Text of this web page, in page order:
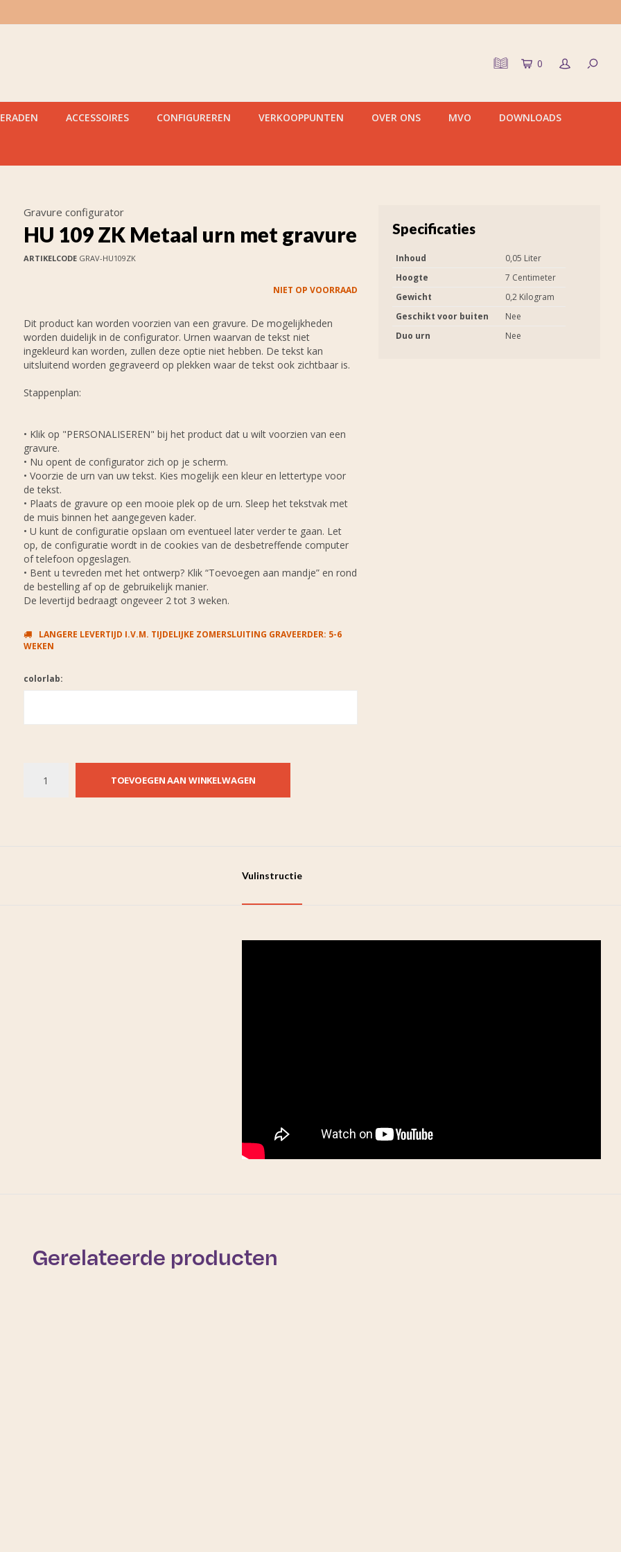
0
ACCESSOIRES CONFIGUREREN VERKOOPPUNTEN OVER ONS MVO DOWNLOADS
Gravure configurator
HU 109 ZK Metaal urn met gravure
ARTIKELCODEGRAV-HU109ZK
NIET OP VOORRAAD
Dit product kan worden voorzien van een gravure. De mogelijkheden
worden duidelijk in de configurator. Urnen waarvan de tekst niet
ingekleurd kan worden, zullen deze optie niet hebben. De tekst kan
uitsluitend worden gegraveerd op plekken waar de tekst ook zichtbaar is.
Stappenplan:
• Klik op "PERSONALISEREN" bij het product dat u wilt voorzien van een
gravure.
• Nu opent de configurator zich op je scherm.
• Voorzie de urn van uw tekst. Kies mogelijk een kleur en lettertype voor
de tekst.
• Plaats de gravure op een mooie plek op de urn. Sleep het tekstvak met
de muis binnen het aangegeven kader.
• U kunt de configuratie opslaan om eventueel later verder te gaan. Let
op, de configuratie wordt in de cookies van de desbetreffende computer
of telefoon opgeslagen.
• Bent u tevreden met het ontwerp? Klik “Toevoegen aan mandje” en rond
de bestelling af op de gebruikelijk manier.
De levertijd bedraagt ongeveer 2 tot 3 weken.
LANGERE LEVERTIJD I.V.M. TIJDELIJKE ZOMERSLUITING GRAVEERDER: 5-6
WEKEN
colorlab:
TOEVOEGEN AAN WINKELWAGEN
Specificaties
Inhoud
0,05 Liter
Hoogte
7 Centimeter
Gewicht
0,2 Kilogram
Geschikt voor buiten
Nee
Duo urn
Nee
Vulinstructie
Gerelateerde producten